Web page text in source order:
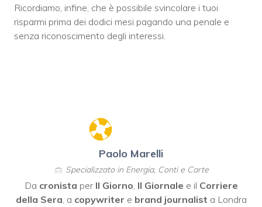
Ricordiamo, infine, che è possibile svincolare i tuoi
risparmi prima dei dodici mesi pagando una penale e
senza riconoscimento degli interessi.
Paolo Marelli
Specializzato in Energia, Conti e Carte
Da cronista per Il Giorno, Il Giornale e il Corriere
della Sera, a copywriter e brand journalist a Londra